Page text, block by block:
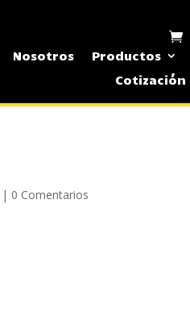
Nosotros Productos
Cotización
| 0 Comentarios